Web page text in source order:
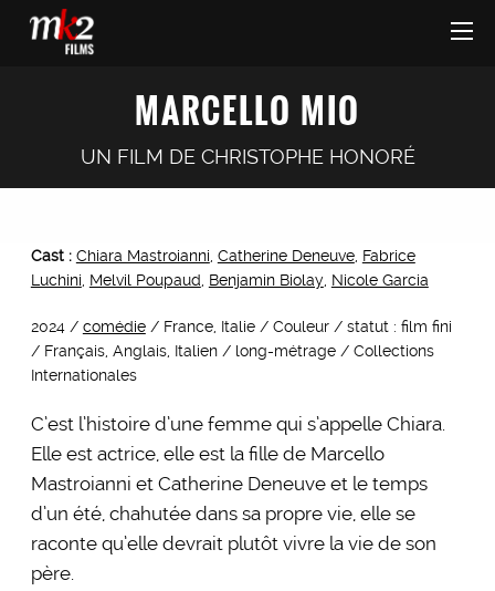
MARCELLO MIO
UN FILM DE CHRISTOPHE HONORÉ
Cast : Chiara Mastroianni Catherine Deneuve, Fabrice
Luchini Melvil Poupaud Benjamin Biolay, Nicole Garcia
2024 / comédie/ France, Italie / Couleur / statut : film fini
/ Français, Anglais, Italien / long-métrage / Collections
Internationales
C’est l’histoire d’une femme qui s’appelle Chiara.
Elle est actrice, elle est la fille de Marcello
Mastroianni et Catherine Deneuve et le temps
d’un été, chahutée dans sa propre vie, elle se
raconte qu’elle devrait plutôt vivre la vie de son
père.